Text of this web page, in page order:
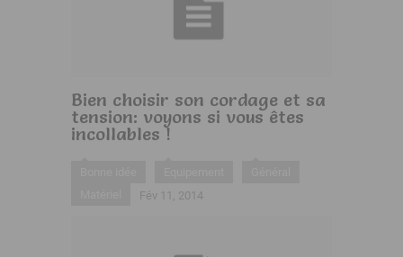
Bien choisir son cordage et sa
tension: voyons si vous êtes
incollables !
Fév 11, 2014